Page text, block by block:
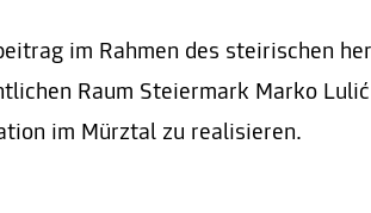
im Rahmen des steirischen
Raum Steiermark Marko
im Mürztal zu realisieren.